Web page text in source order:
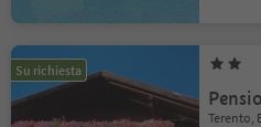
Su richiesta
Terento,